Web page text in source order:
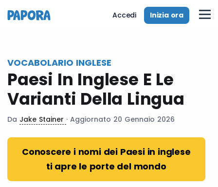
Accedi Inizia ora
VOCABOLARIO INGLESE
Paesi In Inglese E Le
Varianti Della Lingua
Da Jake Stainer · Aggiornato 20 Gennaio 2026
Conoscere i nomi dei Paesi in inglese
ti apre le porte del mondo